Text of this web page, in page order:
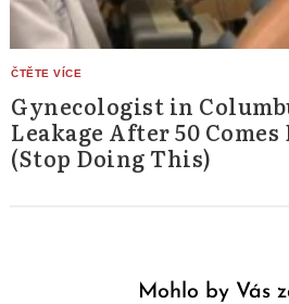
Gynecologist in
Leakage After 50
(Stop Doing This)
Mohlo by Vás